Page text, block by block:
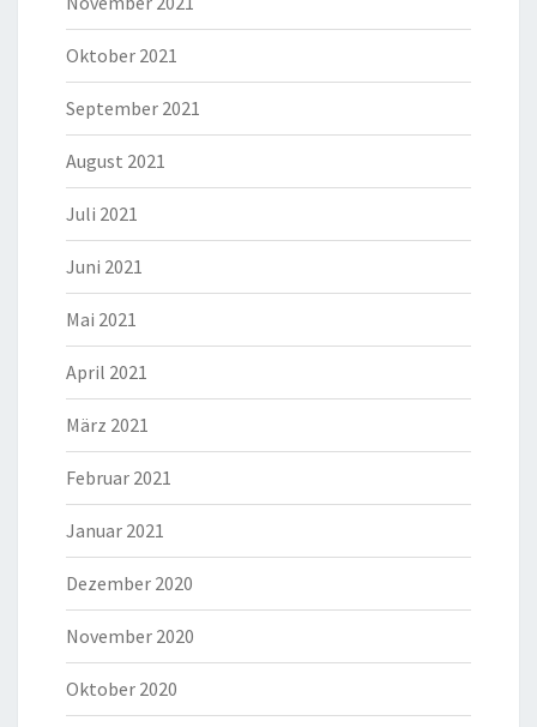
Oktober 2021
September 2021
August 2021
Juli 2021
Juni 2021
Mai 2021
April 2021
März 2021
Februar 2021
Januar 2021
Dezember 2020
November 2020
Oktober 2020